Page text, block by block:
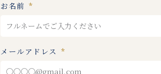
お名前
メールアドレス